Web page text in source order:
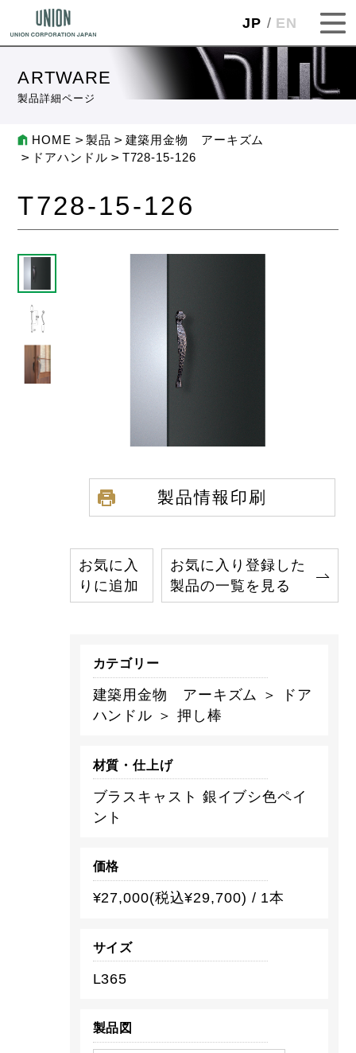
JP EN
ARTWARE
製品詳細ページ
HOME 製品
建築用金物 アーキズム
ドアハンドル
T728-15-126
T728-15-126
製品情報印刷
お気に入
りに追加
お気に入り登録した
製品の一覧を見る
カテゴリー
建築用金物 アーキズム ＞ ドア
ハンドル ＞ 押し棒
材質・仕上げ
ブラスキャスト 銀イブシ色ペイ
ント
価格
¥27,000(税込¥29,700) / 1本
サイズ
L365
製品図